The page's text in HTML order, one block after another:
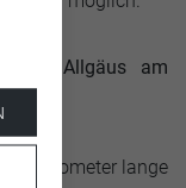
des Allgäus am
Kilometer lange